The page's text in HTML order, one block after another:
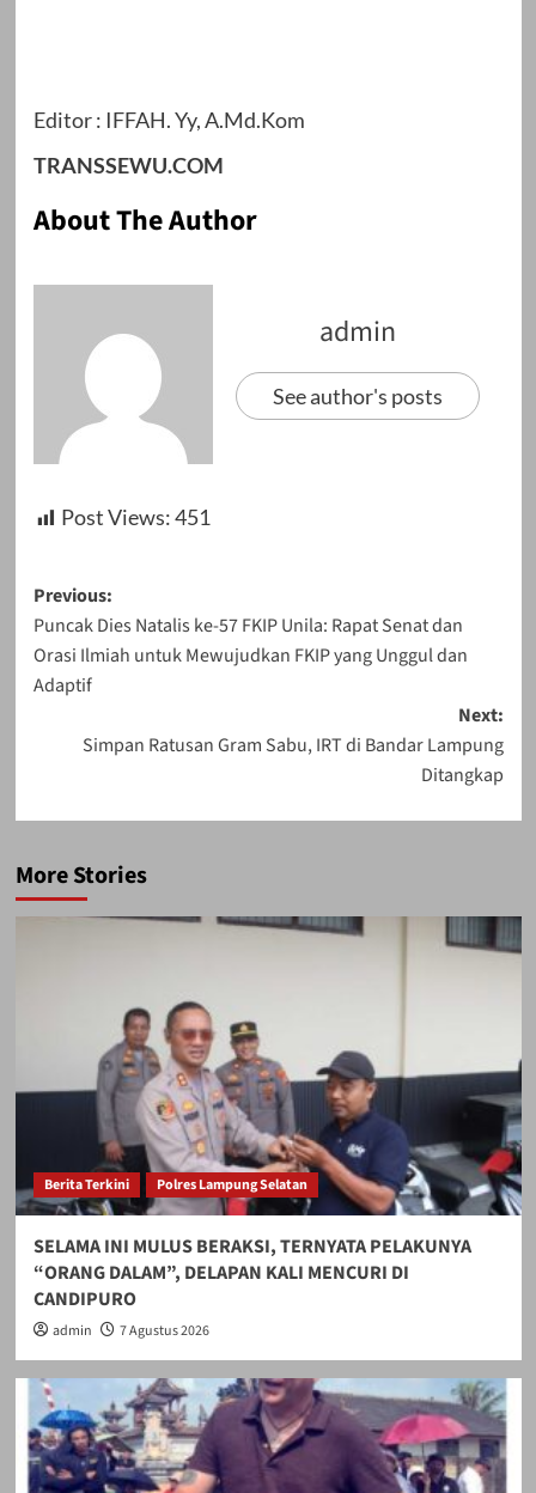
Editor : IFFAH. Yy, A.Md.Kom
TRANSSEWU.COM
About The Author
admin
See author's posts
Post Views:451
Post
navigation
Previous:
Puncak Dies Natalis ke-57 FKIP Unila: Rapat Senat dan
Orasi Ilmiah untuk Mewujudkan FKIP yang Unggul dan
Adaptif
Next:
Simpan Ratusan Gram Sabu, IRT di Bandar Lampung
Ditangkap
More Stories
Berita Terkini Polres Lampung Selatan
SELAMA INI MULUS BERAKSI, TERNYATA PELAKUNYA
“ORANG DALAM”, DELAPAN KALI MENCURI DI
CANDIPURO
admin 7 Agustus 2026